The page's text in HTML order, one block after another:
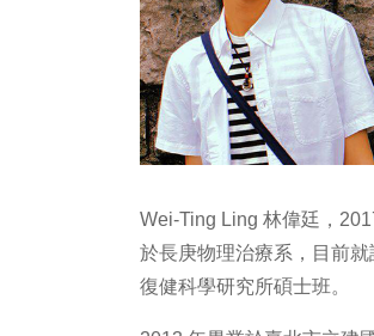
Wei-Ting Ling 林偉廷，
於長庚物理治療系，目前就
復健科學研究所碩士班。